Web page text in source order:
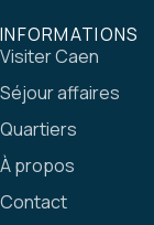
INFORMATIONS
Visiter Caen
Séjour affaires
Quartiers
À propos
Contact